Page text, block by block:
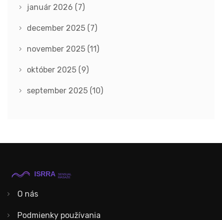
január 2026 (7)
december 2025 (7)
november 2025 (11)
október 2025 (9)
september 2025 (10)
O nás
Podmienky používania